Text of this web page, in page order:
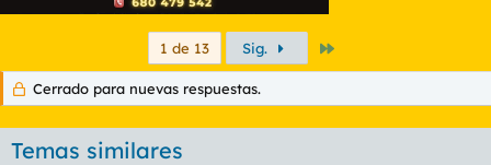
1 de 13 Sig.
Cerrado para nuevas respuestas.
Temas similares